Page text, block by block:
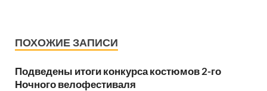
ПОХОЖИЕ ЗАПИСИ
Подведены итоги конкурса костюмов 2-го
Ночного велофестиваля